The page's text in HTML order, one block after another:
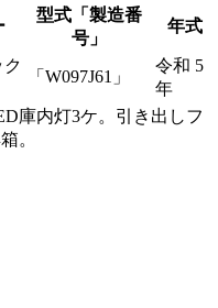
型式「製造番
号」
年式
ク
「W097J61」
令和 5
年
庫内灯3ケ。引き出しフ
。